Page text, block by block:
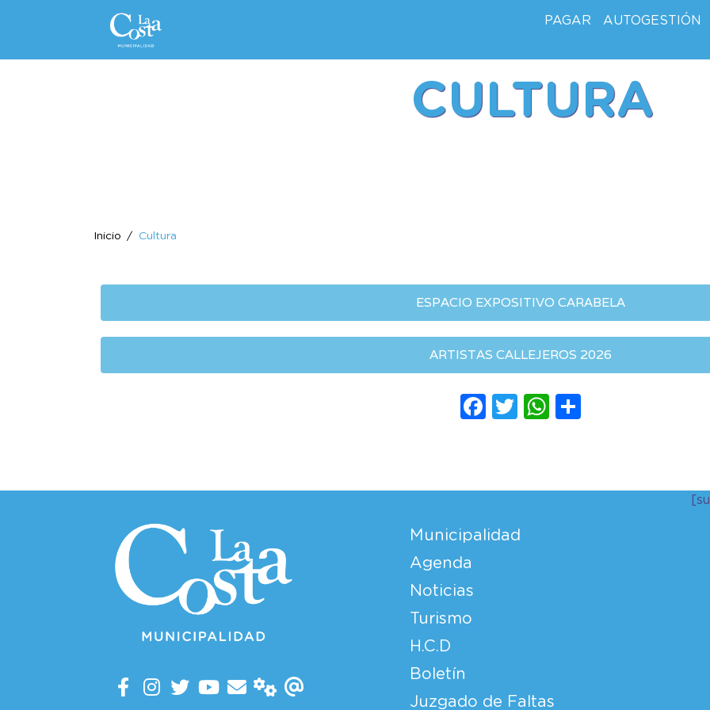
PAGAR AUTOGESTIÓN
CULTURA
Inicio Cultura
ESPACIO EXPOSITIVO CARABELA
ARTISTAS CALLEJEROS 2026
Facebook
TwitterWhatsApp
Municipalidad
Agenda
Noticias
Turismo
H.C.D
Boletín
Juzgado de Faltas